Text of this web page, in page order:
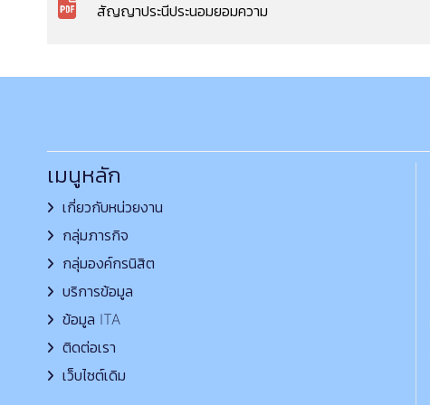
สัญญาประนีประนอมยอมความ
เมนูหลัก
เกี่ยวกับหน่วยงาน
กลุ่มภารกิจ
กลุ่มองค์กรนิสิต
บริการข้อมูล
ข้อมูล ITA
ติดต่อเรา
เว็บไซต์เดิม